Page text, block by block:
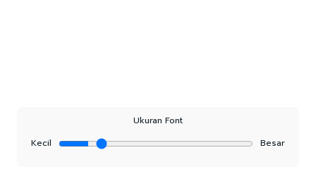
Ukuran Font
Kecil
Besar